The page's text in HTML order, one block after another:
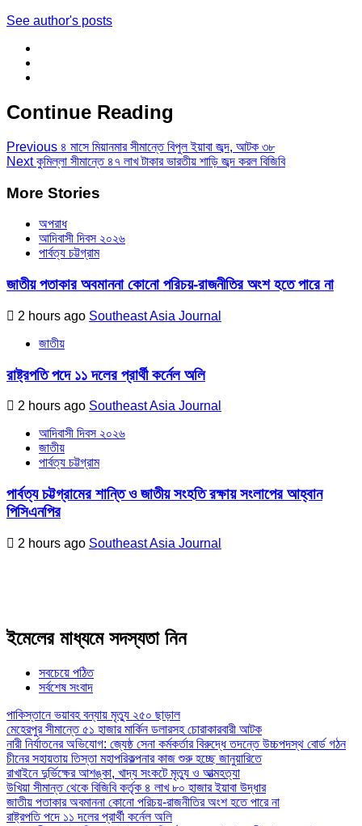
See author's posts
Continue Reading
Previous ৪ মাসে মিয়ানমার সীমান্তে বিপুল ইয়াবা জব্দ, আটক ৩৮
Nextকুমিল্লা সীমান্তে ৪৭ লাখ টাকার ভারতীয় শাড়ি জব্দ করল বিজিবি
More Stories
অপরাধ
আদিবাসী দিবস ২০২৬
পার্বত্য চট্টগ্রাম
জাতীয় পতাকার অবমাননা কোনো পরিচয়-রাজনীতির অংশ হতে পারে না
2 hours ago Southeast Asia Journal
জাতীয়
রাষ্ট্রপতি পদে ১১ দলের প্রার্থী কর্নেল অলি
2 hours ago Southeast Asia Journal
আদিবাসী দিবস ২০২৬
জাতীয়
পার্বত্য চট্টগ্রাম
পার্বত্য চট্টগ্রামের শান্তি ও জাতীয় সংহতি রক্ষায় সংলাপের আহ্বান
পিসিএনপির
2 hours ago Southeast Asia Journal
ইমেলের মাধ্যমে সদস্যতা নিন
সবচেয়ে পঠিত
সর্বশেষ সংবাদ
পাকিস্তানে ভয়াবহ বন্যায় মৃত্যু ২৫০ ছাড়াল
মেহেরপুর সীমান্তে ৫১ হাজার মার্কিন ডলারসহ চোরাকারবারী আটক
নারী নির্যাতনের অভিযোগ: জ্যেষ্ঠ সেনা কর্মকর্তার বিরুদ্ধে তদন্তে উচ্চপদস্থ বোর্ড গঠন
চীনের সহায়তায় তিস্তা মহাপরিকল্পনার কাজ শুরু হচ্ছে জানুয়ারিতে
রাখাইনে দুর্ভিক্ষের আশঙ্কা, খাদ্য সংকটে মৃত্যু ও আত্মহত্যা
উখিয়া সীমান্ত থেকে বিজিবি কর্তৃক ৪ লাখ ৮০ হাজার ইয়াবা উদ্ধার
জাতীয় পতাকার অবমাননা কোনো পরিচয়-রাজনীতির অংশ হতে পারে না
রাষ্ট্রপতি পদে ১১ দলের প্রার্থী কর্নেল অলি